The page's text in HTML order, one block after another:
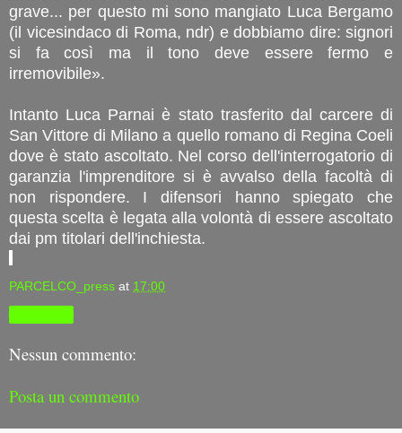
grave... per questo mi sono mangiato Luca Bergamo
(il vicesindaco di Roma, ndr) e dobbiamo dire: signori
si fa così ma il tono deve essere fermo e
irremovibile».
Intanto Luca Parnai è stato trasferito dal carcere di
San Vittore di Milano a quello romano di Regina Coeli
dove è stato ascoltato. Nel corso dell'interrogatorio di
garanzia l'imprenditore si è avvalso della facoltà di
non rispondere. I difensori hanno spiegato che
questa scelta è legata alla volontà di essere ascoltato
dai pm titolari dell'inchiesta.
PARCELCO_press at 17:00
Nessun commento:
Posta un commento